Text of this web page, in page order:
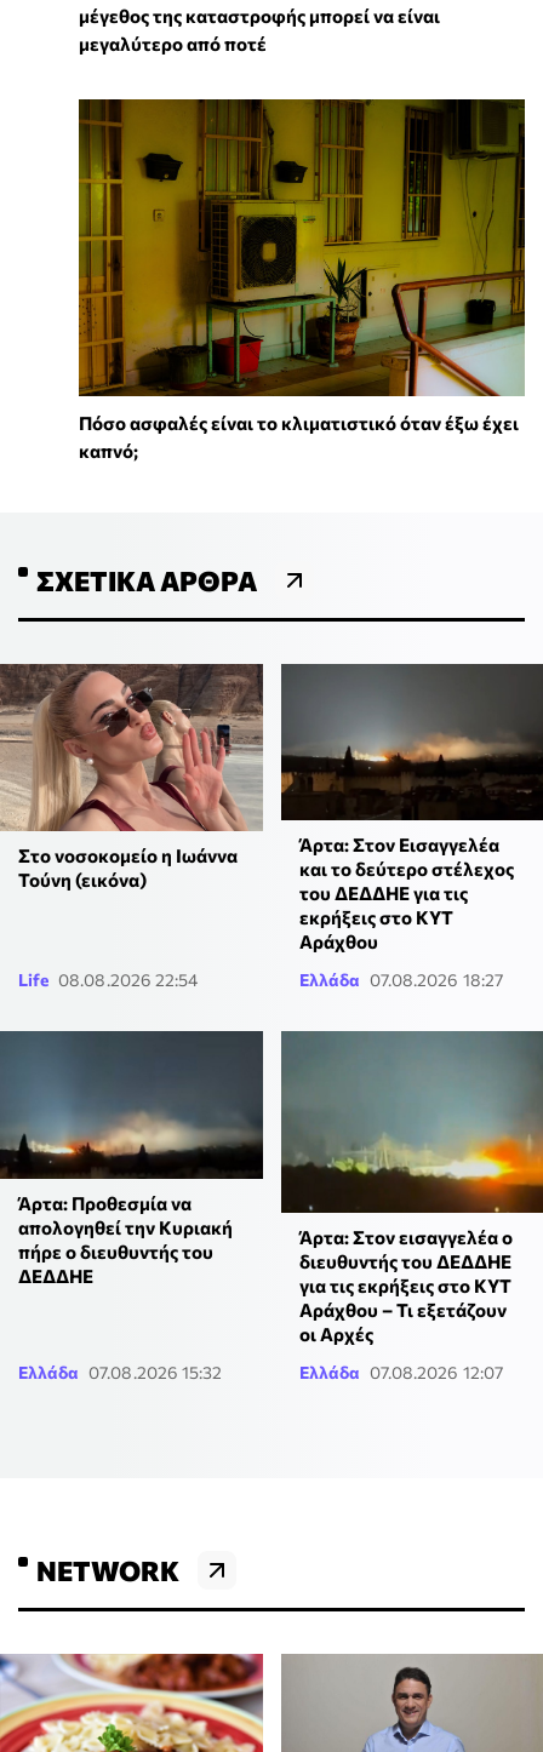
μέγεθος της καταστροφής μπορεί να είναι
μεγαλύτερο από ποτέ
Πόσο ασφαλές είναι το κλιματιστικό όταν έξω έχει
καπνό;
ΣΧΕΤΙΚΆ ΆΡΘΡΑ
Στο νοσοκομείο η Ιωάννα
Τούνη (εικόνα)
Life 08.08.2026 22:54
Άρτα: Στον Εισαγγελέα
και το δεύτερο στέλεχος
του ΔΕΔΔΗΕ για τις
εκρήξεις στο ΚΥΤ
Αράχθου
Ελλάδα 07.08.2026 18:27
Άρτα: Προθεσμία να
απολογηθεί την Κυριακή
πήρε ο διευθυντής του
ΔΕΔΔΗΕ
Ελλάδα 07.08.2026 15:32
Άρτα: Στον εισαγγελέα ο
διευθυντής του ΔΕΔΔΗΕ
για τις εκρήξεις στο ΚΥΤ
Αράχθου – Τι εξετάζουν
οι Αρχές
Ελλάδα 07.08.2026 12:07
NETWORK